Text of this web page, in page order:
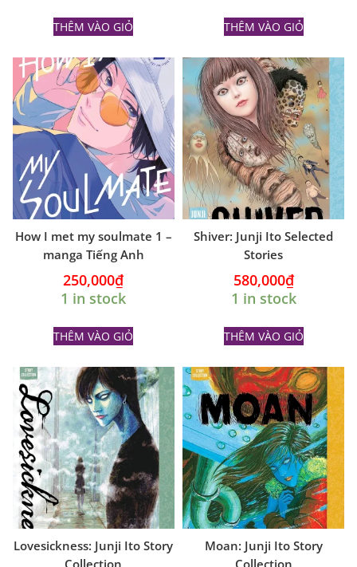
THÊM VÀO GIỎ THÊM VÀO GIỎ
How I met my soulmate 1 –
manga Tiếng Anh
250,000₫
1 in stock
THÊM VÀO GIỎ
Shiver: Junji Ito Selected
Stories
580,000₫
1 in stock
THÊM VÀO GIỎ
Lovesickness: Junji Ito Story
Collection
Moan: Junji Ito Story
Collection